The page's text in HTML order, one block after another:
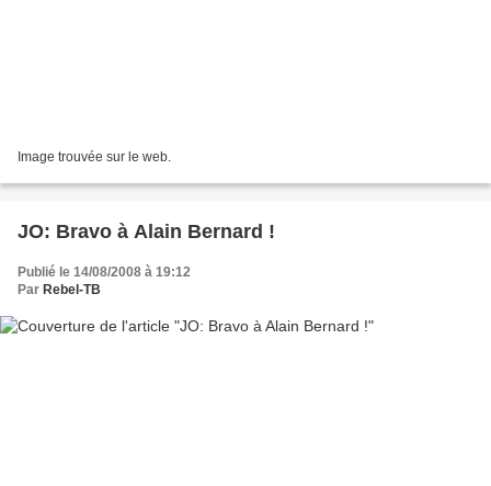
Image trouvée sur le web.
JO: Bravo à Alain Bernard !
Publié le 14/08/2008 à 19:12
Par Rebel-TB